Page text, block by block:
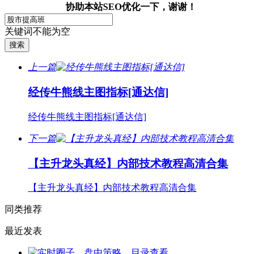
协助本站SEO优化一下，谢谢！
关键词不能为空
上一篇
经传牛熊线主图指标[通达信]
经传牛熊线主图指标[通达信]
下一篇
【主升龙头真经】内部技术教程高清合集
【主升龙头真经】内部技术教程高清合集
同类推荐
最近发表